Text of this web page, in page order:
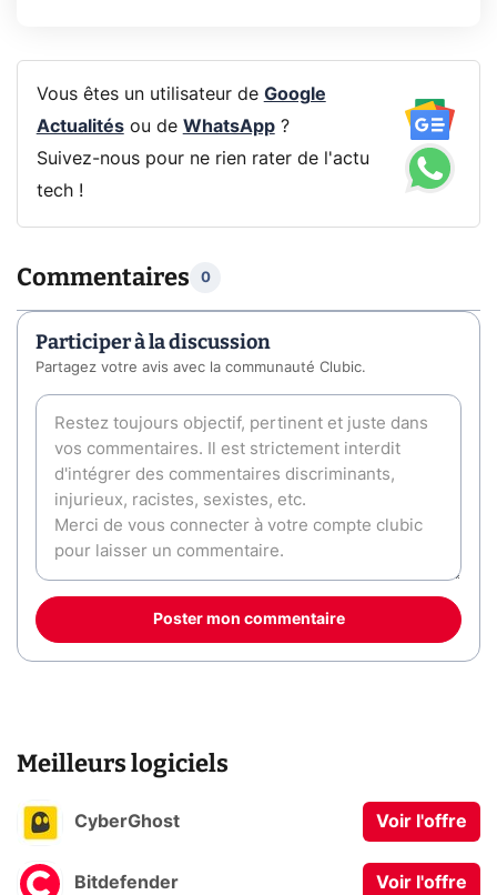
Vous êtes un utilisateur de Google
Actualitésou de WhatsApp?
Suivez-nous pour ne rien rater de l'actu
tech !
Commentaires 0
Participer à la discussion
Partagez votre avis avec la communauté Clubic.
Poster mon commentaire
Meilleurs logiciels
CyberGhost Voir l'offre
Bitdefender Voir l'offre